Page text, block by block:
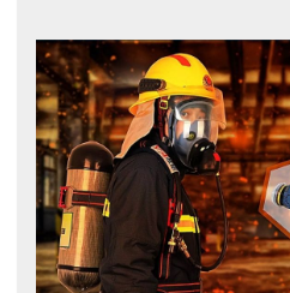
Bộ quần áo tráng nhôm